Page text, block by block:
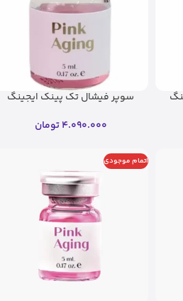
سوپر فیشال تک پینک ایجینگ
4.090.000 تومان
اتمام موجودی